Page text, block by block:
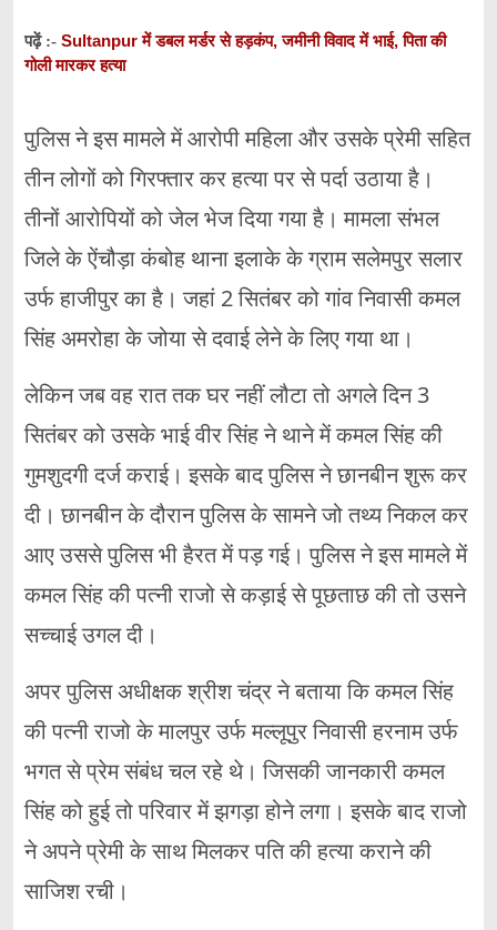
पढ़ें :- Sultanpur में डबल मर्डर से हड़कंप, जमीनी विवाद में भाई, पिता की
गोली मारकर हत्या
पुलिस ने इस मामले में आरोपी महिला और उसके प्रेमी सहित
तीन लोगों को गिरफ्तार कर हत्या पर से पर्दा उठाया है।
तीनों आरोपियों को जेल भेज दिया गया है। मामला संभल
जिले के ऐंचौड़ा कंबोह थाना इलाके के ग्राम सलेमपुर सलार
उर्फ हाजीपुर का है। जहां 2 सितंबर को गांव निवासी कमल
सिंह अमरोहा के जोया से दवाई लेने के लिए गया था।
लेकिन जब वह रात तक घर नहीं लौटा तो अगले दिन 3
सितंबर को उसके भाई वीर सिंह ने थाने में कमल सिंह की
गुमशुदगी दर्ज कराई। इसके बाद पुलिस ने छानबीन शुरू कर
दी। छानबीन के दौरान पुलिस के सामने जो तथ्य निकल कर
आए उससे पुलिस भी हैरत में पड़ गई। पुलिस ने इस मामले में
कमल सिंह की पत्नी राजो से कड़ाई से पूछताछ की तो उसने
सच्चाई उगल दी।
अपर पुलिस अधीक्षक श्रीश चंद्र ने बताया कि कमल सिंह
की पत्नी राजो के मालपुर उर्फ मल्लूपुर निवासी हरनाम उर्फ
भगत से प्रेम संबंध चल रहे थे। जिसकी जानकारी कमल
सिंह को हुई तो परिवार में झगड़ा होने लगा। इसके बाद राजो
ने अपने प्रेमी के साथ मिलकर पति की हत्या कराने की
साजिश रची।